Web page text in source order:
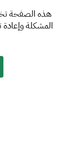
هذه الصفحة
المشكلة